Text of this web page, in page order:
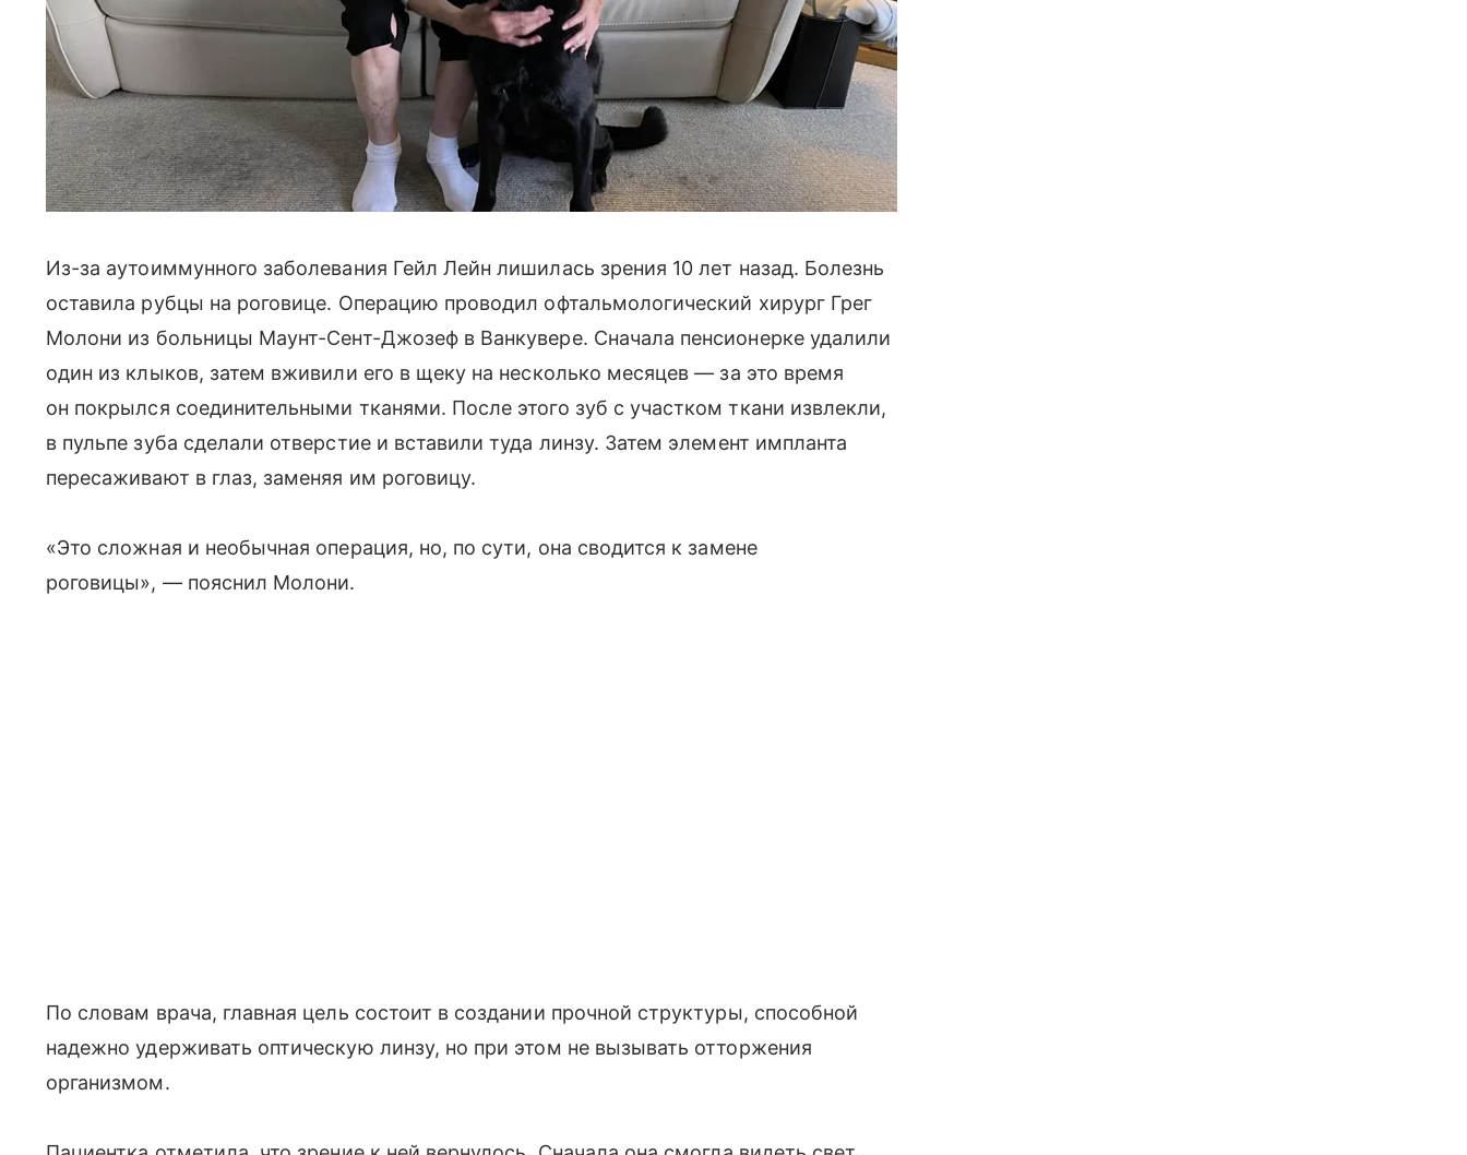
Из-за аутоиммунного заболевания Гейл Лейн лишилась зрения 10 лет назад. Болезнь
оставила рубцы на роговице. Операцию проводил офтальмологический хирург Грег
Молони из больницы Маунт-Сент-Джозеф в Ванкувере. Сначала пенсионерке удалили
один из клыков, затем вживили его в щеку на несколько месяцев — за это время
он покрылся соединительными тканями. После этого зуб с участком ткани извлекли,
в пульпе зуба сделали отверстие и вставили туда линзу. Затем элемент импланта
пересаживают в глаз, заменяя им роговицу.
«Это сложная и необычная операция, но, по сути, она сводится к замене
роговицы», — пояснил Молони.
По словам врача, главная цель состоит в создании прочной структуры, способной
надежно удерживать оптическую линзу, но при этом не вызывать отторжения
организмом.